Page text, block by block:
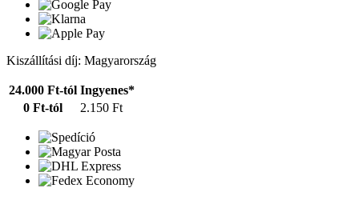
Kiszállítási díj: Magyarország
24.000 Ft-tól Ingyenes*
0 Ft-tól
2.150 Ft